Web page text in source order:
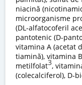
niacină
microorganisme
(DL-alfatocoferil
pantotenic (D-
vitamina A (acetat
tiamină), vitamina
metilfolat3,
(colecalciferol), D-